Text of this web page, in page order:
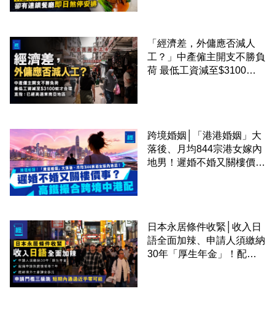
「經濟差，外傭應否減人
工？」中產僱主開支不勝負
荷 最低工資減至$3100蚊
跨境婚姻│「港港婚姻」大
落後、月均844宗港女嫁內
地男！遲婚不婚又關樓價
日本永居條件收緊│收入日
語全面加辣、申請人須繳納
30年「厚生年金」！配偶